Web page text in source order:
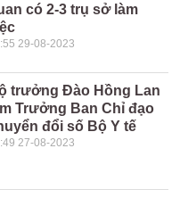
có 2-3 trụ sở làm
29-08-2023
trưởng Đào Hồng Lan
Trưởng Ban Chỉ đạo
đổi số Bộ Y tế
27-08-2023